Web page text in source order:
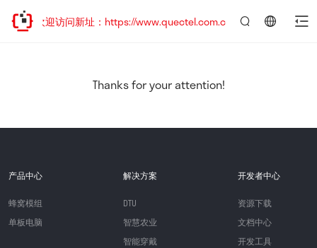
迁移，欢迎访问新址：https://www.quectel.com.cn
Thanks for your attention!
产品中心
蜂窝模组
单板电脑
解决方案
DTU
智慧农业
智能穿戴
开发者中心
资源下载
文档中心
开发工具